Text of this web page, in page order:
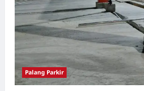
Palang Parkir